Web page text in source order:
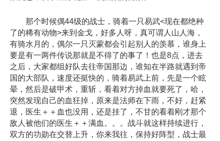
那个时候偶44级的战士，骑着一只易武<现在都绝种
了的稀有动物>来到金戈，好多人呀，真可谓人山人海，
有骑水月的，偶尔一只灭蒙都会引起别人的羡慕，谁身上
要是有一两件传说那就是不得了的事了！也是8点，进去
之后，大家都组好队去往帝国那边，谁知在半路就遇到帝
国的大部队，速度还挺快的，骑着易武上前，先是一个眩
晕，然后是破甲术，重斩，看着对方掉血就要死了，哈，
突然发现自己的血狂掉，原来是法师在下雨，不好，赶紧
退，医生＋＋血也没用，还是挂了，不甘的看着刚才那个
敌人被他们的医生＋＋满血。。。战斗就这样持续进行，
双方的功勋在交替上升，你来我往，保持好阵型，战士最